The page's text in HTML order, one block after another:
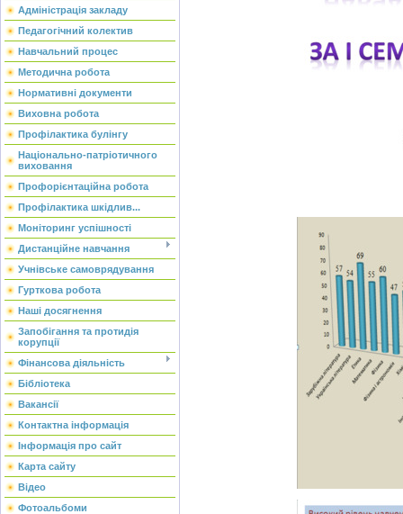
Адміністрація закладу
Педагогічний колектив
Навчальний процес
Методична робота
Нормативні документи
Виховна робота
Профілактика булінгу
Національно-патріотичного
виховання
Профорієнтаційна робота
Профілактика шкідлив...
Моніторинг успішності
Дистанційне навчання
Учнівське самоврядування
Гурткова робота
Наші досягнення
Запобігання та протидія
корупції
Фінансова діяльність
Бібліотека
Вакансії
Контактна інформація
Інформація про сайт
Карта сайту
Відео
Фотоальбоми